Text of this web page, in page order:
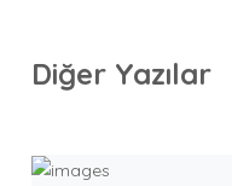
Diğer Yazılar